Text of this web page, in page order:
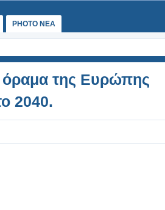
PHOTO NEA
όραμα της Ευρώπης
2040.